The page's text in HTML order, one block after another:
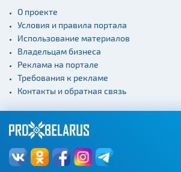
экскурсий: г. Минск
Спортивные
сооружения
Веломаршруты
Аэропорты
вокзалы
О проекте
Условия и правила портала
Использование материалов
Владельцам бизнеса
Реклама на портале
Требования к рекламе
Контакты и обратная связь